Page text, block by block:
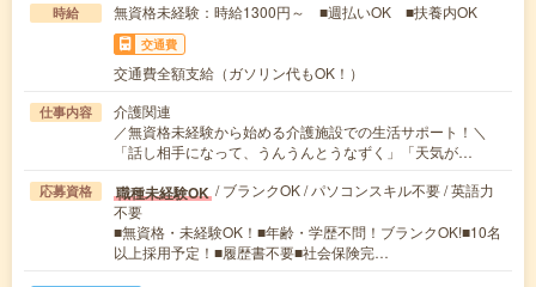
時給 無資格未経験：時給1300円～ ■週払いOK ■扶養内OK
交通費
交通費全額支給（ガソリン代もOK！）
仕事内容
介護関連
／無資格未経験から始める介護施設での生活サポート！＼
「話し相手になって、うんうんとうなずく」「天気が…
応募資格 職種未経験OK / ブランクOK / パソコンスキル不要 / 英語力
不要
■無資格・未経験OK！■年齢・学歴不問！ブランクOK!■10名
以上採用予定！■履歴書不要■社会保険完…